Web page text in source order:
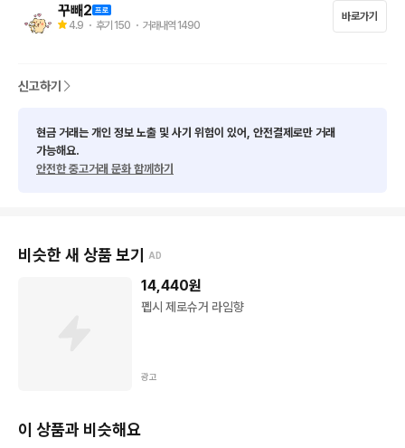
★직거래 X 착샷 X 할인 X 교환 X 환불 X
자가 있을 수 있음 예민하신분들은 피해주세요
꾸빼2
4.9 ・ 후기 150 ・ 거래내역 1490
바로가기
신고하기
현금 거래는 개인 정보 노출 및 사기 위험이 있어, 안전결제로만 거래
가능해요.
안전한 중고거래 문화 함께하기
비슷한 새 상품 보기 AD
14,440원
펩시 제로슈거 라임향
광고
이 상품과 비슷해요